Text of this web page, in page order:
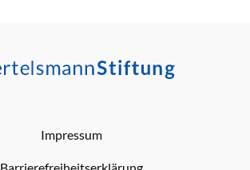
Impressum